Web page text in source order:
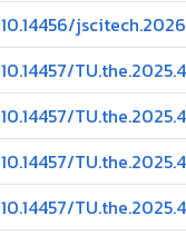
10.14456/
10.14457/
10.14457/
10.14457/
10.14457/